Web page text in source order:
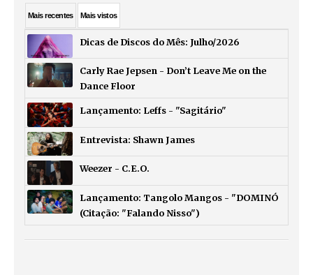
Maisrecentes Maisvistos
Dicas de Discos do Mês: Julho/2026
Carly Rae Jepsen - Don’t Leave Me on the
Dance Floor
Lançamento: Leffs - "Sagitário"
Entrevista: Shawn James
Weezer - C.E.O.
Lançamento: Tangolo Mangos - "DOMINÓ
(Citação: "Falando Nisso")